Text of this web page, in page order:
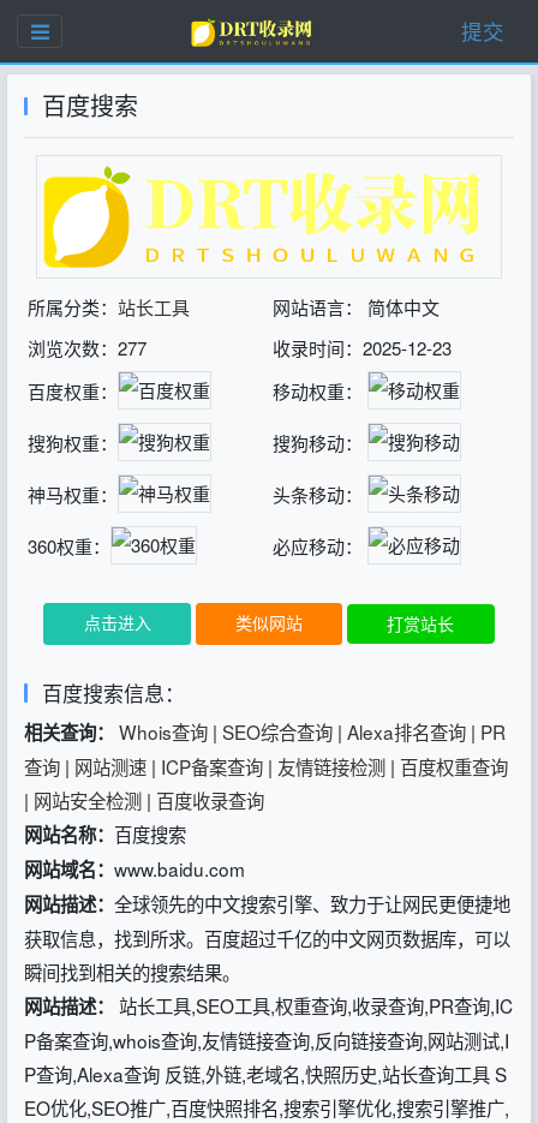
提交
百度搜索
所属分类： 站长工具
网站语言： 简体中文
浏览次数：277
收录时间：2025-12-23
百度权重：
移动权重：
搜狗权重： 搜狗移动：
神马权重： 头条移动：
360权重： 必应移动：
点击进入 类似网站 打赏站长
百度搜索信息：
相关查询： Whois查询 | SEO综合查询 | Alexa排名查询 | PR
查询 | 网站测速 | ICP备案查询 | 友情链接检测 | 百度权重查询
| 网站安全检测 | 百度收录查询
网站名称： 百度搜索
网站域名： www.baidu.com
网站描述： 全球领先的中文搜索引擎、致力于让网民更便捷地
获取信息，找到所求。百度超过千亿的中文网页数据库，可以
瞬间找到相关的搜索结果。
网站描述： 站长工具,SEO工具,权重查询,收录查询,PR查询,IC
P备案查询,whois查询,友情链接查询,反向链接查询,网站测试,I
P查询,Alexa查询 反链,外链,老域名,快照历史,站长查询工具 S
EO优化,SEO推广,百度快照排名,搜索引擎优化,搜索引擎推广,